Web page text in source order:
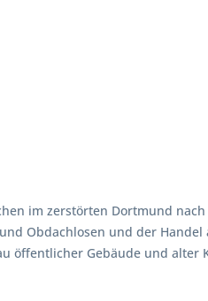
im zerstörten Dortmund
Obdachlosen und der
öffentlicher Gebäude und alter